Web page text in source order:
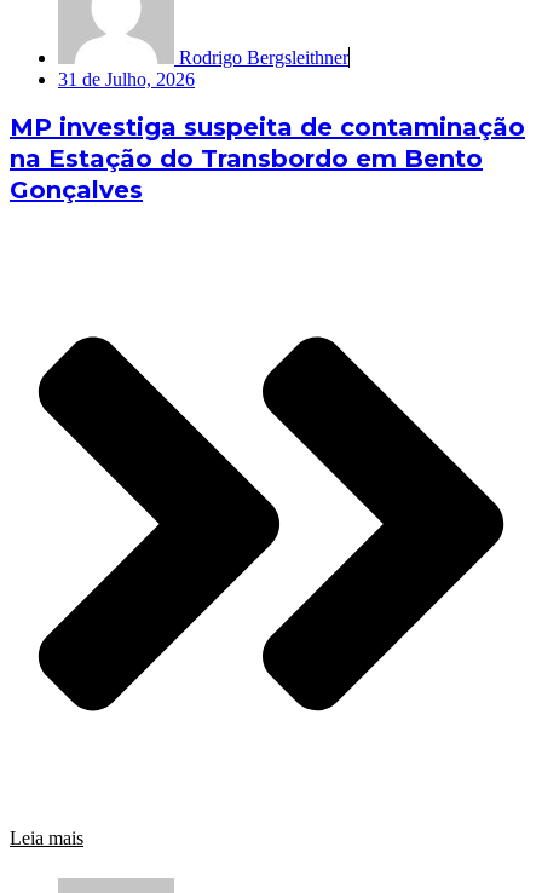
Rodrigo Bergsleithner
31 de Julho, 2026
MP investiga suspeita de contaminação
na Estação do Transbordo em Bento
Gonçalves
Leia mais